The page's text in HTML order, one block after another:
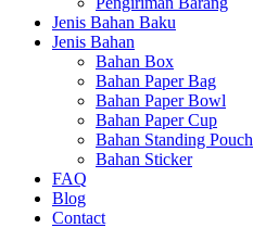
Jenis Bahan Baku
Jenis Bahan
Bahan Box
Bahan Paper Bag
Bahan Paper Bowl
Bahan Paper Cup
Bahan Standing Pouch
Bahan Sticker
FAQ
Blog
Contact